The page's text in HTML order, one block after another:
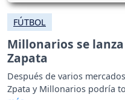
FÚTBOL
Millonarios se
Zapata
Después de varios
Zpata y Millonarios podría